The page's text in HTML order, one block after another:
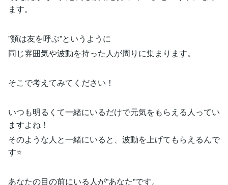
ます。
”類は友を呼ぶ”というように
同じ雰囲気や波動を持った人が周りに集まります。
そこで考えてみてください！
いつも明るくて一緒にいるだけで元気をもらえる人ってい
ますよね！
そのような人と一緒にいると、波動を上げてもらえるんで
す⭐️
あなたの目の前にいる人が”あなた”です。